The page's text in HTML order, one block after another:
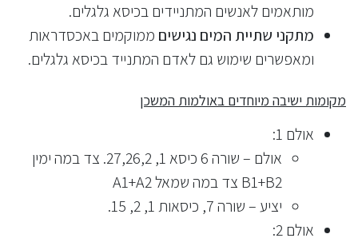
מותאמים לאנשים המתניידים בכיסא גלגלים.
מתקני שתיית המים נגישים ממוקמים באכסדראות
ומאפשרים שימוש גם לאדם המתנייד בכיסא גלגלים.
מקומות ישיבה מיוחדים באולמות המשכן
אולם 1:
אולם – שורה 6 כיסא 1, 27,26,2. צד במה ימין
B1+B2 צד במה שמאל A1+A2
יציע – שורה 7, כיסאות 1, 2, 15.
אולם 2: